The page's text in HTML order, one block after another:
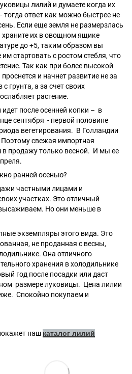
лилий и думаете когда их
ответ как можно быстрее не
Если еще земля не размерзлась
их в овощном ящике
до +5, таким образом вы
им стартовать с ростом стебля, что
Так как при более высокой
и начнет развитие не за
грунта, а за счет своих
растение.
после осенней копки – в
сентября - первой половине
вегетирования. В Голландии
свежая импортная
в продажу только весной. И мы ее
ранней осенью?
частными лицами и
участках. Это отличный
Но они меньше в
экземпляры этого вида. Это
не проданная с весны,
Она отличного
хранения в холодильнике
год после посадки или даст
размере луковицы. Цена лилии
Спокойно покупаем и
наш каталог лилий